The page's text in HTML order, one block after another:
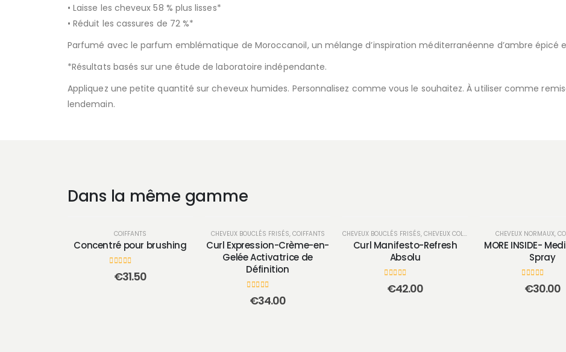
• Laisse les cheveux 58 % plus lisses*
• Réduit les cassures de 72 %*
Parfumé avec le parfum emblématique de Moroccanoil, un mélange d’inspiration méditerranéenne d’ambre épicé
*Résultats basés sur une étude de laboratoire indépendante.
Appliquez une petite quantité sur cheveux humides. Personnalisez comme vous le souhaitez. À utiliser comme
lendemain.
Dans la même gamme
COIFFANTS
Concentré pour brushing
sur 5
€31.50
CHEVEUX BOUCLÉS FRISÉS, COIFFANTS
Curl Expression-Crème-en-
Gelée Activatrice de
Définition
sur 5
€34.00
CHEVEUX BOUCLÉS FRISÉS, CHEVEUX COLORÉS COIFFANTS,GAMME
Curl Manifesto-Refresh
Absolu
sur 5
€42.00
CHEVEUX NORMAUX,
MORE INSIDE-
Spray
sur 5
€30.00